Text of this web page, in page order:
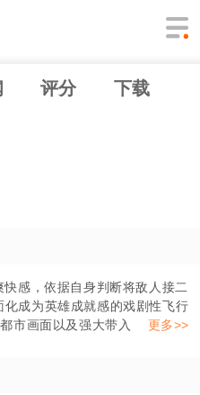
评分 下载
感，依据自身判断将敌人接二
成为英雄成就感的戏剧性飞行
市画面以及强大带入感的剧场
更多>>